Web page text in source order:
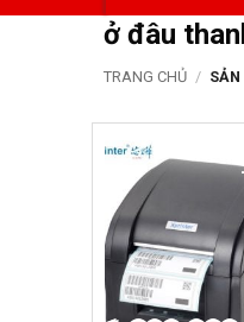
ở đâu
TRANG CHỦ /